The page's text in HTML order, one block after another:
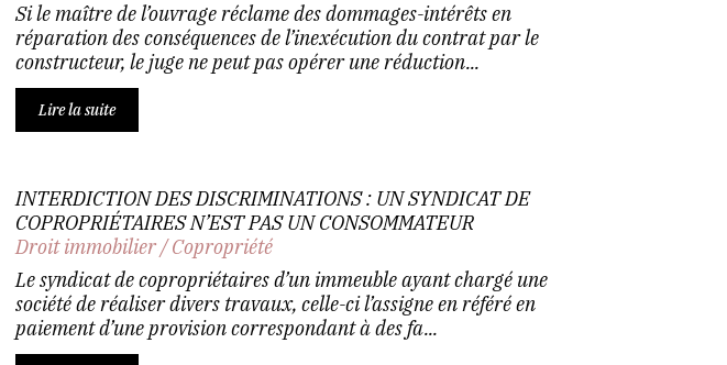
Si le maître de l’ouvrage réclame des dommages-intérêts en
réparation des conséquences de l’inexécution du contrat par le
constructeur, le juge ne peut pas opérer une réduction...
Lire la suite
INTERDICTION DES DISCRIMINATIONS : UN SYNDICAT DE
COPROPRIÉTAIRES N’EST PAS UN CONSOMMATEUR
Droit immobilier/Copropriété
Le syndicat de copropriétaires d’un immeuble ayant chargé une
société de réaliser divers travaux, celle-ci l’assigne en référé en
paiement d’une provision correspondant à des fa...